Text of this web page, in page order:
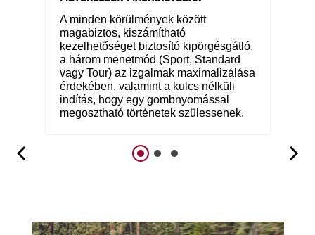
A minden körülmények között
magabiztos, kiszámítható
kezelhetőséget biztosító kipörgésgátló,
a három menetmód (Sport, Standard
vagy Tour) az izgalmak maximalizálása
érdekében, valamint a kulcs nélküli
indítás, hogy egy gombnyomással
megosztható történetek szülessenek.